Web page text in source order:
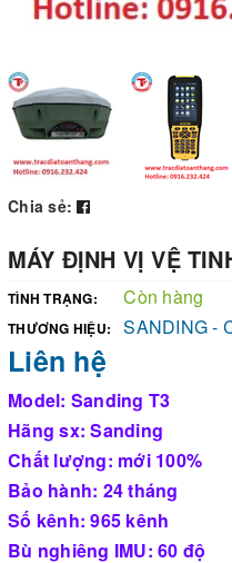
Chia sẻ:
MÁY ĐỊNH VỊ VỆ
TÌNH TRẠNG: Còn hàng
THƯƠNG HIỆU: SANDING -
Liên hệ
Model: Sanding T3
Hãng sx: Sanding
Chất lượng: mới 100%
Bảo hành: 24 tháng
Số kênh: 965 kênh
Bù nghiêng IMU: 60 độ